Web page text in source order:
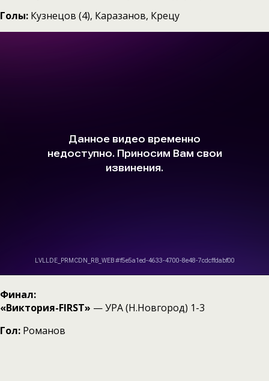
Голы: Кузнецов (4), Каразанов, Крецу
Финал:
«Виктория-FIRST» — УРА (Н.Новгород) 1-3
Гол: Романов